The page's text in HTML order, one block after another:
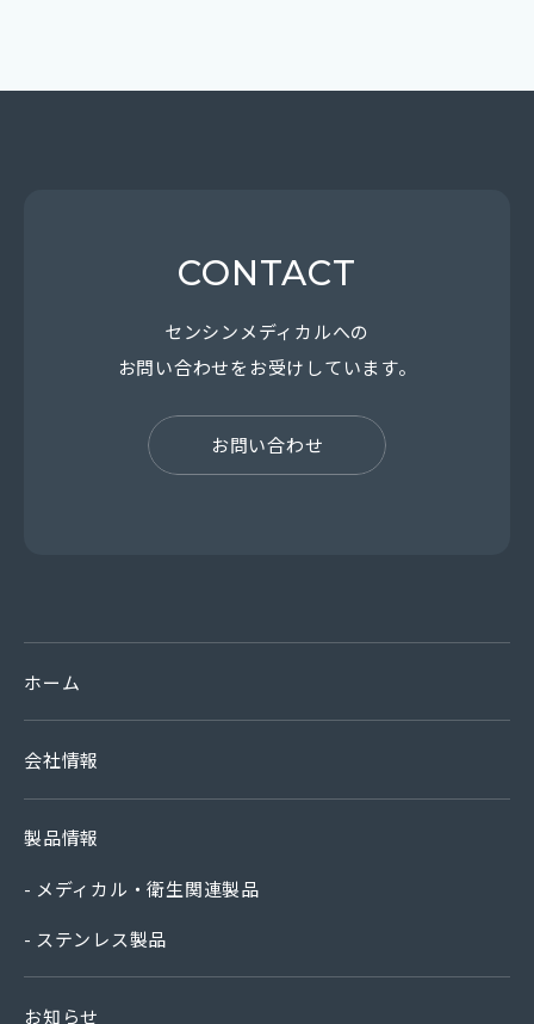
CONTACT
センシンメディカルへの
お問い合わせを お受けしています。
お問い合わせ
ホーム
会社情報
製品情報
メディカル・衛生関連製品
ステンレス製品
お知らせ